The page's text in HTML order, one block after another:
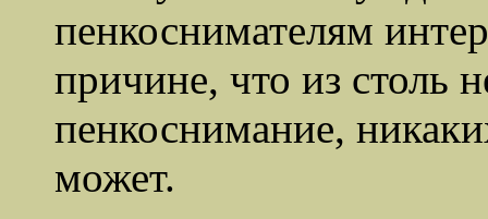
пенкоснимателям
причине, что из столь
пенкоснимание,
может.